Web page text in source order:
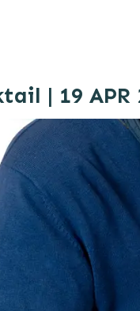
| 19 APR